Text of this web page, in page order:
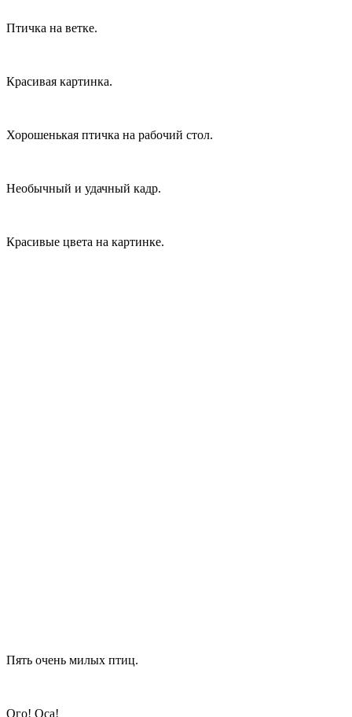
Птичка на ветке.
Красивая картинка.
Хорошенькая птичка на рабочий стол.
Необычный и удачный кадр.
Красивые цвета на картинке.
Пять очень милых птиц.
Ого! Оса!